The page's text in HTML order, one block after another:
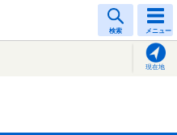
検索 メニュー
現在地